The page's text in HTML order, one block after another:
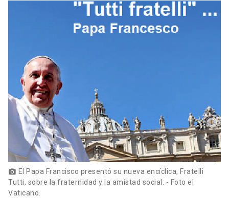
photo_camera El Papa Francisco presentó su nueva encíclica, Fratelli
Tutti, sobre la fraternidad y la amistad social. - Foto el
Vaticano.